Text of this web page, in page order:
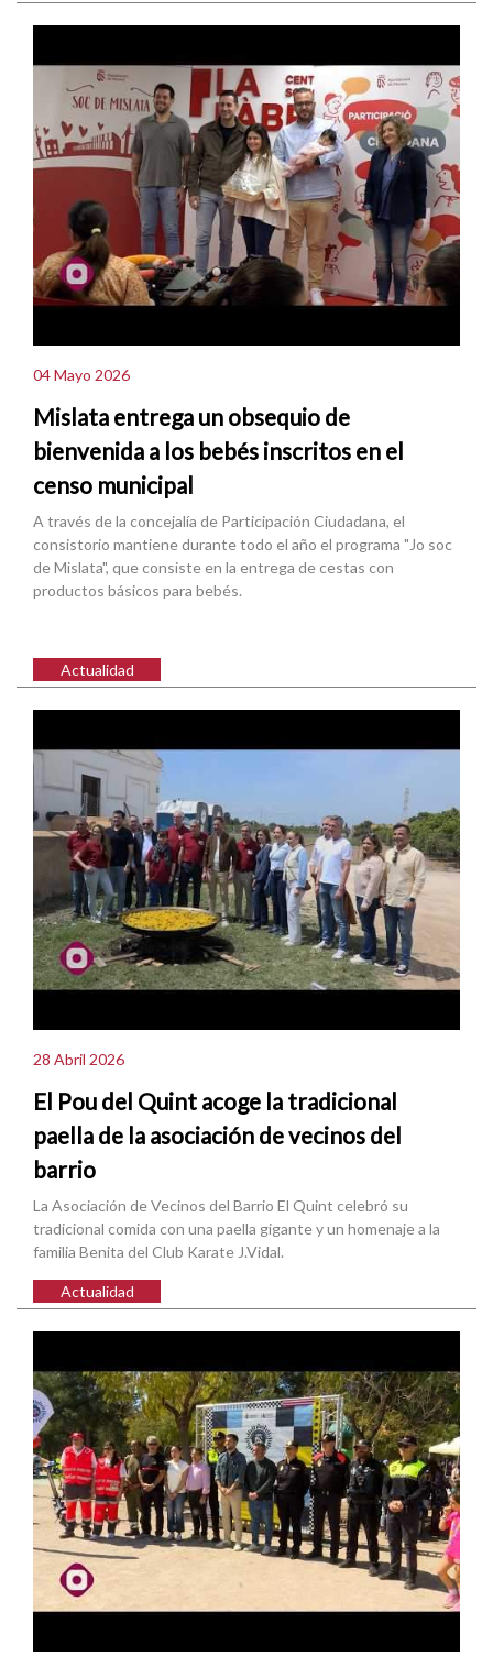
04 Mayo 2026
Mislata entrega un obsequio de
bienvenida a los bebés inscritos en el
censo municipal
A través de la concejalía de Participación Ciudadana, el
consistorio mantiene durante todo el año el programa "Jo soc
de Mislata", que consiste en la entrega de cestas con
productos básicos para bebés.
Actualidad
28 Abril 2026
El Pou del Quint acoge la tradicional
paella de la asociación de vecinos del
barrio
La Asociación de Vecinos del Barrio El Quint celebró su
tradicional comida con una paella gigante y un homenaje a la
familia Benita del Club Karate J.Vidal.
Actualidad